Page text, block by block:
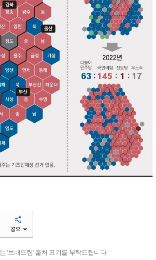
'보배드림' 출처 표기를 부탁드립니다